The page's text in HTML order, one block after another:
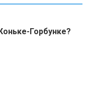
Горбунке?